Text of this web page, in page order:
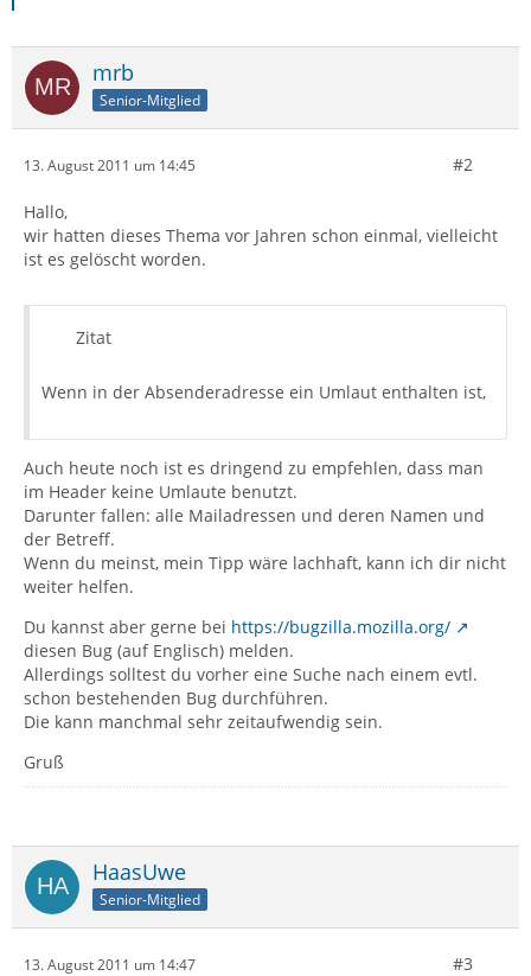
mrb
Senior-Mitglied
13. August 2011 um 14:45 #2
Hallo,
wir hatten dieses Thema vor Jahren schon einmal, vielleicht
ist es gelöscht worden.
Zitat
Wenn in der Absenderadresse ein Umlaut enthalten ist,
Auch heute noch ist es dringend zu empfehlen, dass man
im Header keine Umlaute benutzt.
Darunter fallen: alle Mailadressen und deren Namen und
der Betreff.
Wenn du meinst, mein Tipp wäre lachhaft, kann ich dir nicht
weiter helfen.
Du kannst aber gerne bei https://bugzilla.mozilla.org/
diesen Bug (auf Englisch) melden.
Allerdings solltest du vorher eine Suche nach einem evtl.
schon bestehenden Bug durchführen.
Die kann manchmal sehr zeitaufwendig sein.
Gruß
HaasUwe
Senior-Mitglied
13. August 2011 um 14:47 #3